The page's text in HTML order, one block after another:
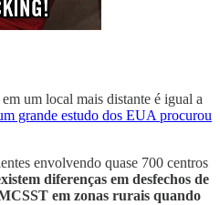
um local mais distante é igual a
grande estudo dos EUA procurou
envolvendo quase 700 centros
diferenças em desfechos de
em zonas rurais quando